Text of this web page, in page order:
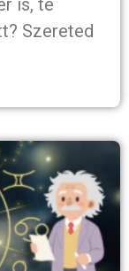
Szereted